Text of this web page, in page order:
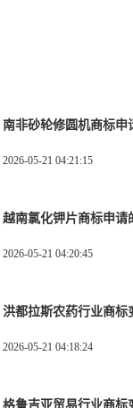
南非砂轮修圆机商标申
2026-05-21 04:21:15
越南氯化钾片商标申请
2026-05-21 04:20:45
洪都拉斯农药行业商标
2026-05-21 04:18:24
格鲁吉亚贸易行业商标